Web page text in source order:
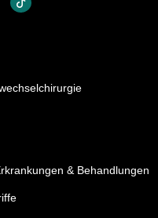
& Behandlungen